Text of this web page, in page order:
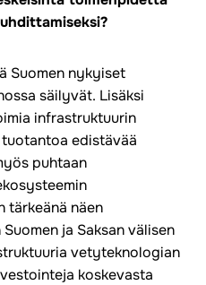
Suomen nykyiset
säilyvät. Lisäksi
infrastruktuurin
edistävää
puhtaan
tärkeänä näen
ja Saksan välisen
vetyteknologian
koskevasta